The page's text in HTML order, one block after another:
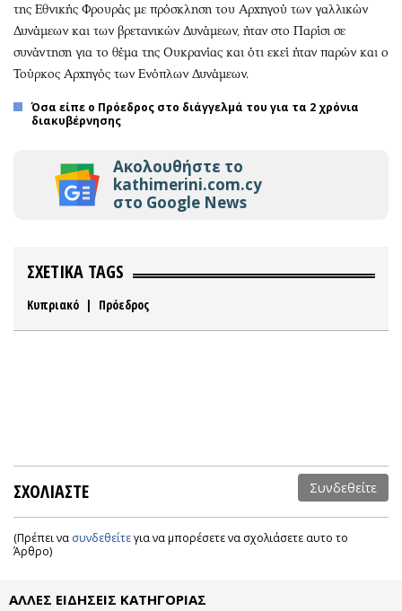
της Εθνικής Φρουράς με πρόσκληση του Αρχηγού των γαλλικών
Δυνάμεων και των βρετανικών Δυνάμεων, ήταν στο Παρίσι σε
συνάντηση για το θέμα της Ουκρανίας και ότι εκεί ήταν παρών και ο
Τούρκος Αρχηγός των Ενόπλων Δυνάμεων.
Όσα είπε ο Πρόεδρος στο διάγγελμά του για τα 2 χρόνια
διακυβέρνησης
Ακολουθήστε το
kathimerini.com.cy
στο Google News
ΣΧΕΤΙΚΑ TAGS
Κυπριακό | Πρόεδρος
ΣΧΟΛΙΑΣΤΕ Συνδεθείτε
(Πρέπει να συνδεθείτεγια να μπορέσετε να σχολιάσετε αυτο το
Άρθρο)
ΑΛΛΕΣ ΕΙΔΗΣΕΙΣ ΚΑΤΗΓΟΡΙΑΣ